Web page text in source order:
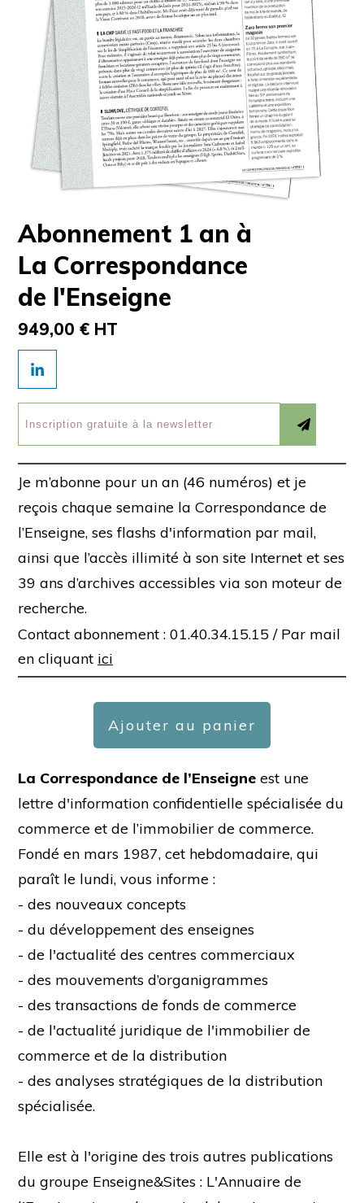
Abonnement 1 an à
La Correspondance
de l'Enseigne
949,00 € HT
Je m’abonne pour un an (46 numéros) et je
reçois chaque semaine la Correspondance de
l’Enseigne, ses flashs d'information par mail,
ainsi que l’accès illimité à son site Internet et ses
39 ans d’archives accessibles via son moteur de
recherche.
Contact abonnement : 01.40.34.15.15 / Par mail
en cliquant ici
Ajouter au panier
La Correspondance de l’Enseigne est une
lettre d'information confidentielle spécialisée du
commerce et de l’immobilier de commerce.
Fondé en mars 1987, cet hebdomadaire, qui
paraît le lundi, vous informe :
- des nouveaux concepts
- du développement des enseignes
- de l'actualité des centres commerciaux
- des mouvements d’organigrammes
- des transactions de fonds de commerce
- de l'actualité juridique de l'immobilier de
commerce et de la distribution
- des analyses stratégiques de la distribution
spécialisée.
Elle est à l'origine des trois autres publications
du groupe Enseigne&Sites : L'Annuaire de